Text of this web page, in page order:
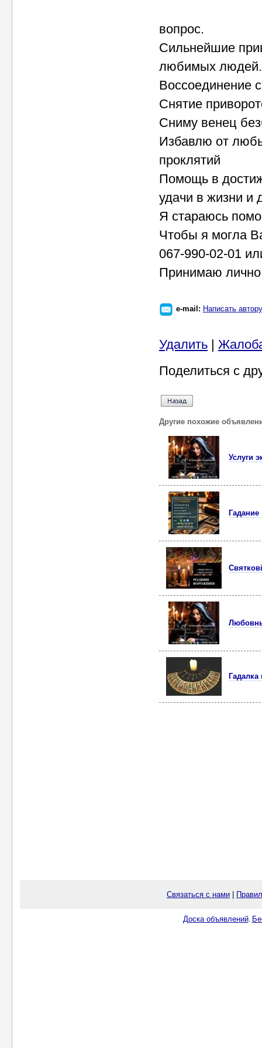
вопрос.
Сильнейшие
любимых людей.
Воссоединение
Снятие
Сниму венец
Избавлю от
проклятий
Помощь в
удачи в жизни и
Я стараюсь
Чтобы я могла
067-990-02-01
Принимаю лично
e-mail: Написать автору
Удалить |
Поделиться с
Другие похожие
Услуги
Связаться с нами
Доска объявлений.